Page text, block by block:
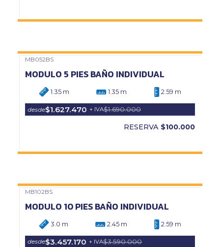
MB052BS
MODULO 5 PIES BAÑO INDIVIDUAL
1.35 m 1.35 m 2.59 m
desde$1.627.470 + IVA$1.690.000
RESERVA $100.000
MB102BS
MODULO 10 PIES BAÑO INDIVIDUAL
3.0 m 2.45 m 2.59 m
desde$3.457.170 + IVA$3.590.000